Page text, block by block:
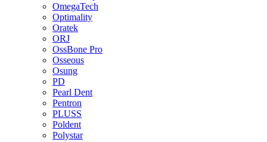
OmegaTech
Optimality
Oratek
ORJ
OssBone Pro
Osseous
Osung
PD
Pearl Dent
Pentron
PLUSS
Poldent
Polystar